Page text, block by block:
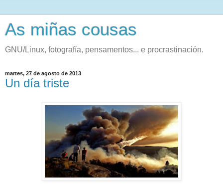
As miñas cousas
GNU/Linux, fotografía, pensamentos... e procrastinación.
martes, 27 de agosto de 2013
Un día triste